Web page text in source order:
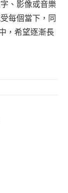
、影像或音樂
每個當下，同
，希望逐漸長